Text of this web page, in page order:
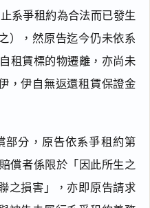
系爭租約為合法而已發生
），然原告迄今仍未依系
租賃標的物遷離，亦尚未
，伊自無返還租賃保證金
部分，原告依系爭租約第
償者係限於「因此所生之
之損害」，亦即原告請求